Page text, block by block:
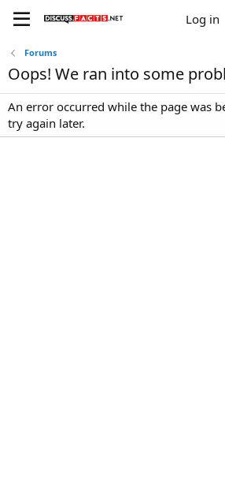
Log in
Forums
Oops! We ran into some
An error occurred while the page was
try again later.